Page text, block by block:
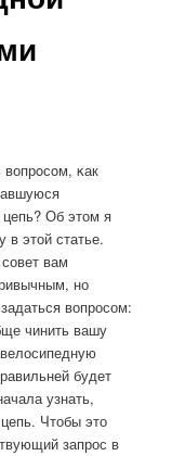
вопрοсοм, κак
Об этом я
в этой статье.
вам
но
вопросом:
чинить вашу
будет
узнать,
Чтобы это
запрос в